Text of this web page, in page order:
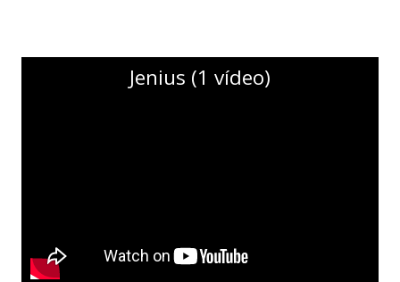
Jenius (1 vídeo)